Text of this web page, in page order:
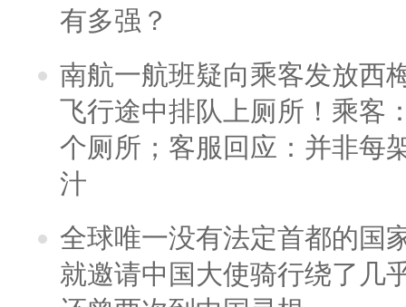
有多强？
南航一航班疑向乘客发放西
飞行途中排队上厕所！乘客
个厕所；客服回应：并非每
汁
全球唯一没有法定首都的国
就邀请中国大使骑行绕了几